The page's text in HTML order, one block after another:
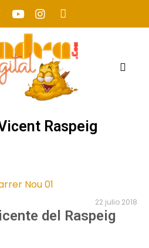
Raspeig
22 julio 2018
del Raspeig